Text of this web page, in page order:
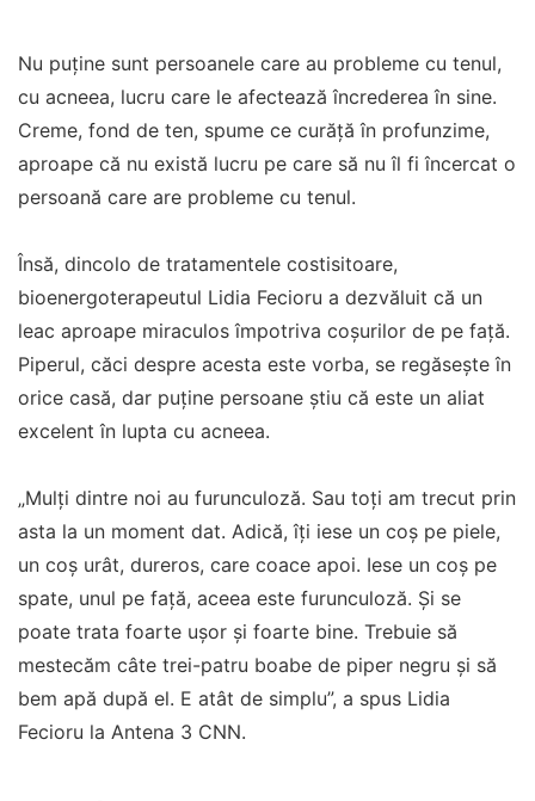
Nu puține sunt persoanele care au probleme cu tenul,
cu acneea, lucru care le afectează încrederea în sine.
Creme, fond de ten, spume ce curăță în profunzime,
aproape că nu există lucru pe care să nu îl fi încercat o
persoană care are probleme cu tenul.
Însă, dincolo de tratamentele costisitoare,
bioenergoterapeutul Lidia Fecioru a dezvăluit că un
leac aproape miraculos împotriva coșurilor de pe față.
Piperul, căci despre acesta este vorba, se regăsește în
orice casă, dar puține persoane știu că este un aliat
excelent în lupta cu acneea.
„Mulţi dintre noi au furunculoză. Sau toţi am trecut prin
asta la un moment dat. Adică, îţi iese un coş pe piele,
un coş urât, dureros, care coace apoi. Iese un coş pe
spate, unul pe faţă, aceea este furunculoză. Și se
poate trata foarte ușor și foarte bine. Trebuie să
mestecăm câte trei-patru boabe de piper negru şi să
bem apă după el. E atât de simplu”, a spus Lidia
Fecioru la Antena 3 CNN.